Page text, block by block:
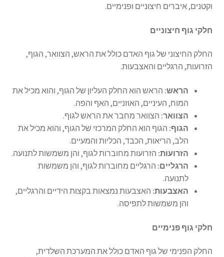
וקטנים, איברים חיצוניים ופנימיים.
חלקי גוף חיצוניים
החלק החיצוני של גוף האדם כולל את הראש, הצוואר, הגוף,
הזרועות, הרגליים והאצבעות.
הראש: הראש הוא החלק העליון של הגוף, והוא מכיל את
המוח, העיניים, האוזניים, האף והפה.
הצוואר: הצוואר מחבר את הראש לגוף.
הגוף: הגוף הוא החלק המרכזי של הגוף, והוא מכיל את
הלב, הריאות, הכבד, הכליות והמעיים.
הזרועות: הזרועות מחוברות לגוף, והן משמשות לתנועה.
הרגליים: הרגליים מחוברות לגוף, והן משמשות
לתנועה.
האצבעות: האצבעות נמצאות בקצות הידיים והרגליים,
והן משמשות לתפיסה.
חלקי גוף פנימיים
החלק הפנימי של גוף האדם כולל את המערכת השלדית,